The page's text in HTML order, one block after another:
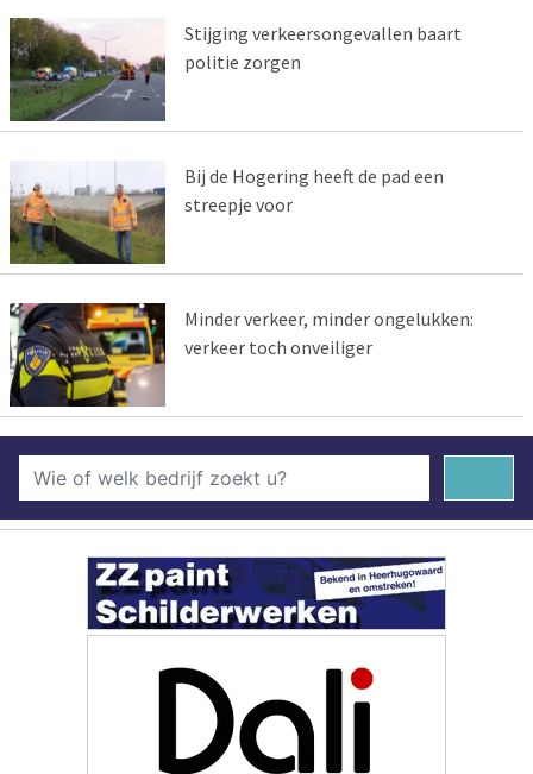
Stijging verkeersongevallen baart
politie zorgen
Bij de Hogering heeft de pad een
streepje voor
Minder verkeer, minder ongelukken:
verkeer toch onveiliger